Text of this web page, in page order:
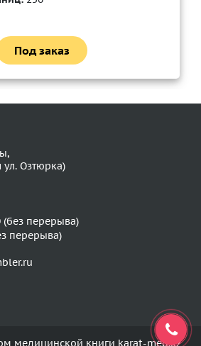
Под заказ
ул. Озтюрка)
(без перерыва)
перерыва)
медицинской книги karat-med.kz